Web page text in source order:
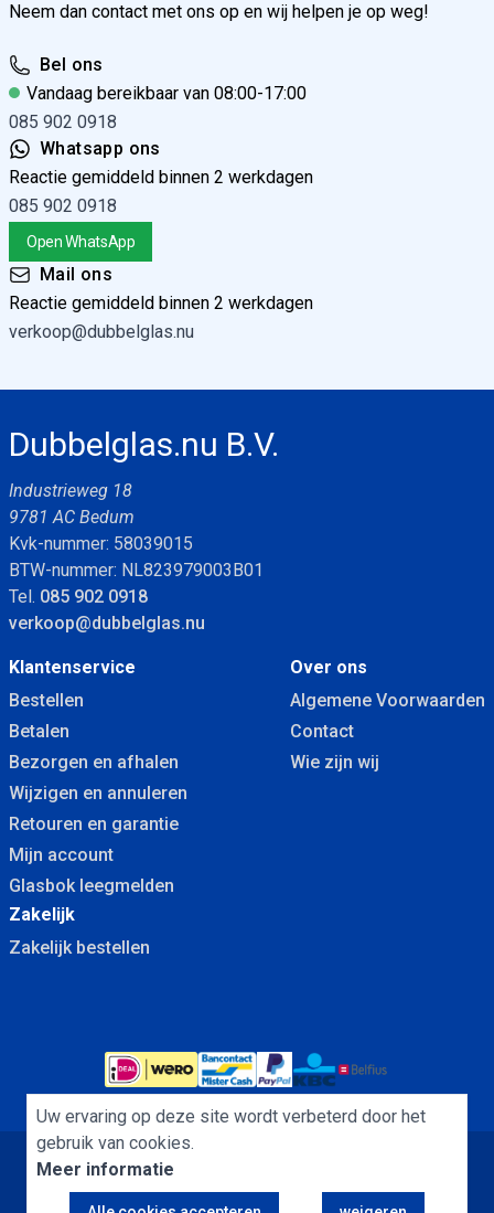
Neem dan contact met ons op en wij helpen je op weg!
Bel ons
Vandaag bereikbaar van 08:00-17:00
085 902 0918
Whatsapp ons
Reactie gemiddeld binnen 2 werkdagen
085 902 0918
Open WhatsApp
Mail ons
Reactie gemiddeld binnen 2 werkdagen
verkoop@dubbelglas.nu
Dubbelglas.nu B.V.
Industrieweg 18
9781 AC Bedum
Kvk-nummer: 58039015
BTW-nummer: NL823979003B01
Tel. 085 902 0918
verkoop@dubbelglas.nu
Klantenservice
Bestellen
Betalen
Bezorgen en afhalen
Wijzigen en annuleren
Retouren en garantie
Mijn account
Glasbok leegmelden
Over ons
Algemene Voorwaarden
Contact
Wie zijn wij
Zakelijk
Zakelijk bestellen
Algemene Voorwaarden
Uw ervaring op deze site wordt verbeterd door het
gebruik van cookies.
Meer informatie